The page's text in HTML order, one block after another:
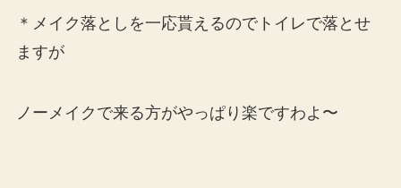
＊メイク落としを一応貰えるのでトイレで落とせ
ますが
ノーメイクで来る方がやっぱり楽ですわよ〜